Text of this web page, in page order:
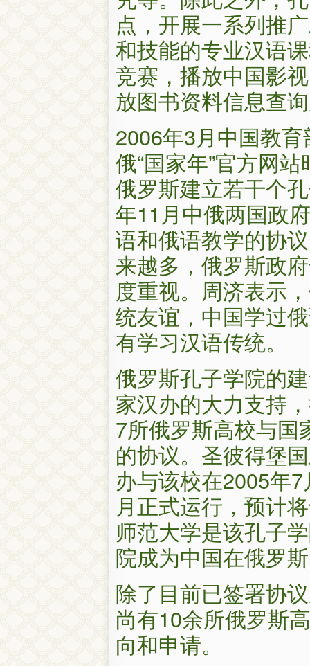
点，开展一系列推
和技能的专业汉语
竞赛，播放中国影
放图书资料信息查
2006年3月中国教
俄“国家年”官方网
俄罗斯建立若干个
年11月中俄两国政
语和俄语教学的协
来越多，俄罗斯政
度重视。周济表示
统友谊，中国学过
有学习汉语传统。
俄罗斯孔子学院的
家汉办的大力支持
7所俄罗斯高校与国
的协议。圣彼得堡
办与该校在2005年
月正式运行，预计
师范大学是该孔子
院成为中国在俄罗
除了目前已签署协
尚有10余所俄罗斯
向和申请。